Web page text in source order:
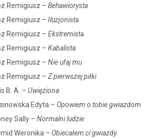
Remigiusz – Behawiorysta
Remigiusz – Iluzjonista
Remigiusz – Ekstremista
Remigiusz – Kabalista
Remigiusz – Nie ufaj mu
Remigiusz – Z pierwszej piłki
B. A. – Uwięziona
Edyta – Opowiem o tobie gwiazdom
Sally – Normalni ludzie
Weronika – Obiecałem ci gwiazdy